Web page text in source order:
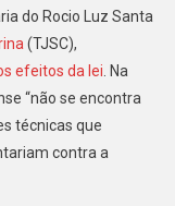
De
Cotas
Raciais
Em
SC
do Rocio Luz Santa
(TJSC),
efeitos da lei . Na
“não se encontra
técnicas que
contra a